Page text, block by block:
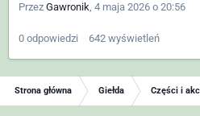
Przez Gawronik, 4 maja 2026 o 20:56
0 odpowiedzi 642 wyświetleń
Strona główna Giełda Części i